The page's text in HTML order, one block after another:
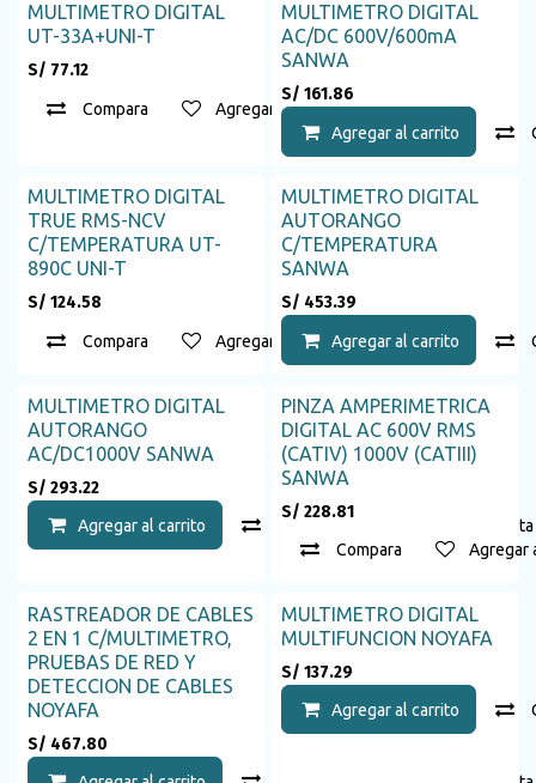
Agotado
MULTIMETRO DIGITAL
UT-33A+UNI-T
S/ 77.12
Compara Agregar a la lista de deseos
MULTIMETRO DIGITAL
AC/DC 600V/600mA
SANWA
S/ 161.86
Agregar al carrito
Agotado
MULTIMETRO DIGITAL
TRUE RMS-NCV
C/TEMPERATURA UT-
890C UNI-T
S/ 124.58
Compara Agregar a la lista de deseos
MULTIMETRO DIGITAL
AUTORANGO
C/TEMPERATURA
SANWA
S/ 453.39
Agregar al carrito
MULTIMETRO DIGITAL
AUTORANGO
AC/DC1000V SANWA
S/ 293.22
Agregar al carrito Compara Agregar a la
Agotado
PINZA AMPERIMETRICA
DIGITAL AC 600V RMS
(CATIV) 1000V (CATIII)
SANWA
S/ 228.81
Compara Agregar
RASTREADOR DE CABLES
2 EN 1 C/MULTIMETRO,
PRUEBAS DE RED Y
DETECCION DE CABLES
NOYAFA
S/ 467.80
MULTIMETRO DIGITAL
MULTIFUNCION NOYAFA
S/ 137.29
Agregar al carrito